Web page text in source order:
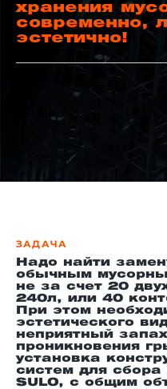
хранения
современно,
эстетично!
ЗАДАЧА
Надо найти
обычным
не за счет 20
240л, или 40
При этом
эстетического
неприятный
проникновения
установка
систем для
SULO, с общим